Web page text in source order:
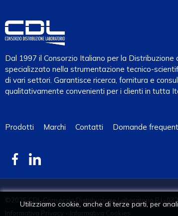
Dal 1997 il Consorzio Italiano per la
specializzato nella strumentazione tecnico-
di vari settori. Garantisce ricerca, fornitura e
qualitativamente convenienti per i clienti in tutta
Prodotti Marchi Contatti Domande
Utilizziamo cookie, anche di terze parti, per
©2025 CDL Consorzio Distribuzione Laboratorio P.I.: